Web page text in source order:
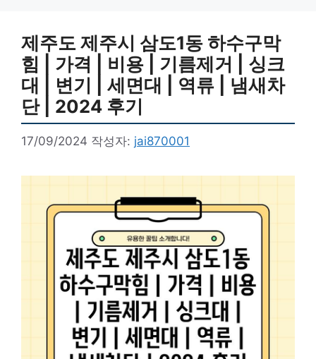
제주도 제주시 삼도1동 하수구막
힘 | 가격 | 비용 | 기름제거 | 싱크
대 | 변기 | 세면대 | 역류 | 냄새차
단 | 2024 후기
17/09/2024 작성자: jai870001